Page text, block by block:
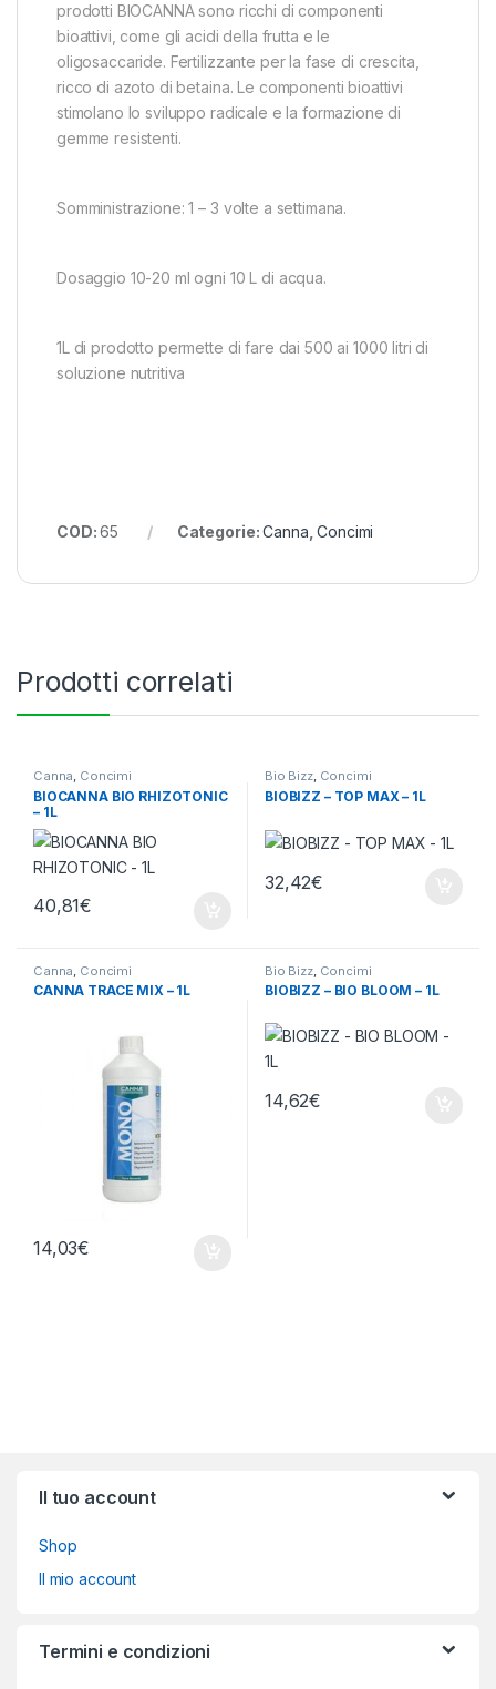
prodotti BIOCANNA sono ricchi di componenti
bioattivi, come gli acidi della frutta e le
oligosaccaride. Fertilizzante per la fase di crescita,
ricco di azoto di betaina. Le componenti bioattivi
stimolano lo sviluppo radicale e la formazione di
gemme resistenti.
Somministrazione: 1 – 3 volte a settimana.
Dosaggio 10-20 ml ogni 10 L di acqua.
1L di prodotto permette di fare dai 500 ai 1000 litri di
soluzione nutritiva
COD:65 Categorie:Canna ,Concimi
Prodotti correlati
Canna, Concimi
BIOCANNA BIO RHIZOTONIC
– 1L
40,81€
Bio Bizz, Concimi
BIOBIZZ – TOP MAX – 1L
32,42€
Canna Concimi
CANNA TRACE MIX – 1L
14,03€
Bio Bizz, Concimi
BIOBIZZ – BIO BLOOM – 1L
14,62€
Il tuo account
Shop
Il mio account
Termini e condizioni